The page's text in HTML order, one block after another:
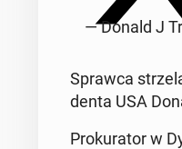
— Donald J
Sprawca
den­ta USA
Proku­ra­tor w